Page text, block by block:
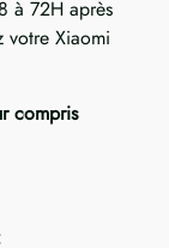
à 72H après
votre Xiaomi
compris